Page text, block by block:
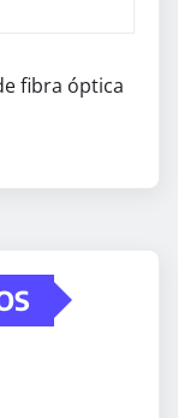
fibra óptica